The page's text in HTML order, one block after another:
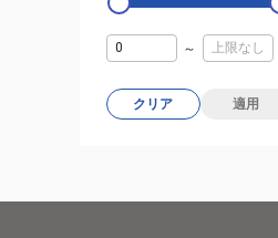
～
クリア 適用